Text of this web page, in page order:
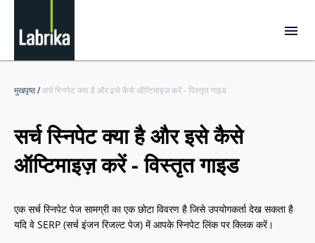
मुखपृष्ठ/सर्च स्निपेट क्या है और इसे कैसे ऑप्टिमाइज़ करें - विस्तृत गाइड
सर्च स्निपेट क्या है और इसे कैसे
ऑप्टिमाइज़ करें - विस्तृत गाइड
एक सर्च स्निपेट पेज सामग्री का एक छोटा विवरण है जिसे उपयोगकर्ता देख सकता है
यदि वे SERP (सर्च इंजन रिजल्ट पेज) में आपके स्निपेट लिंक पर क्लिक करें।